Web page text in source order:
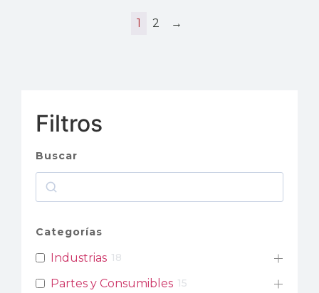
Filtros
Buscar
Categorías
Industrias 18
Partes y Consumibles 15
1 2 →